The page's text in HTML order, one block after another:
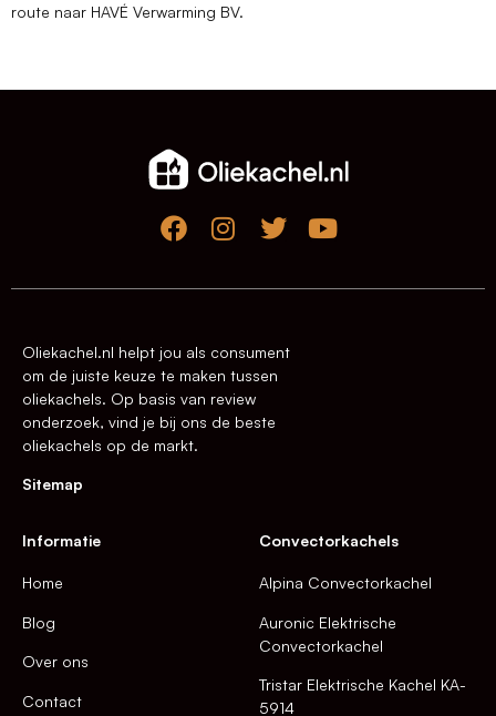
route naar HAVÉ Verwarming BV.
Oliekachel.nl helpt jou als consument
om de juiste keuze te maken tussen
oliekachels. Op basis van review
onderzoek, vind je bij ons de beste
oliekachels op de markt.
Sitemap
Informatie
Home
Blog
Over ons
Contact
Convectorkachels
Alpina Convectorkachel
Auronic Elektrische
Convectorkachel
Tristar Elektrische Kachel KA-
5914